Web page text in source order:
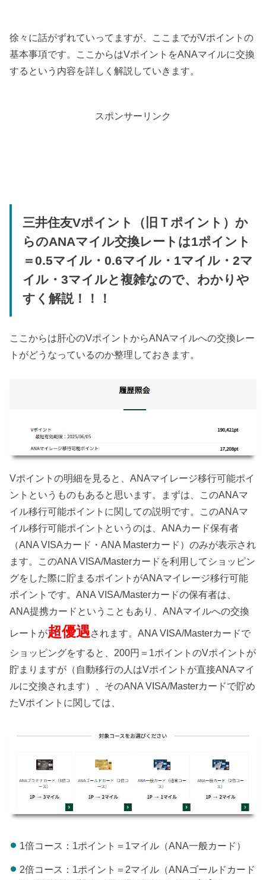
徐々に話がずれていってますが、ここまでがVポイントの
基本事項です。ここからはVポイントをANAマイルに交換
するという内容を詳しく解説していきます。
スポンサーリンク
三井住友Vポイント（旧Ｔポイント）か
らのANAマイル交換レートは1ポイント
＝0.5マイル・0.6マイル・1マイル・2マ
イル・3マイルと複雑なので、わかりや
すく解説！！！
ここからは肝心のVポイントからANAマイルへの交換レー
トがどうなっているのか整理しておきます。
Vポイントの明細を見ると、ANAマイレージ移行可能ポイ
ントというものもあると思います。まずは、このANAマ
イル移行可能ポイントに関しての説明です。このANAマ
イル移行可能ポイントというのは、ANAカード保有者
（ANA VISAカード・ANA Masterカード）のみが表示され
ます。このANA VISA/Masterカードを利用してショッピン
グをした際に貯まるポイントがANAマイレージ移行可能
ポイントです。ANA VISA/Masterカードの保有者は、
ANA提携カードということもあり、ANAマイルへの交換
レートが超優遇されます。ANA VISA/Masterカードで
ショッピングをすると、200円＝1ポイントのVポイントが
貯まりますが（自動移行の人はVポイントが直接ANAマイ
ルに交換されます）、そのANA VISA/Masterカードで貯め
たVポイントに関しては、
1倍コース：1ポイント＝1マイル（ANA一般カード）
2倍コース：1ポイント＝2マイル（ANAゴールドカード